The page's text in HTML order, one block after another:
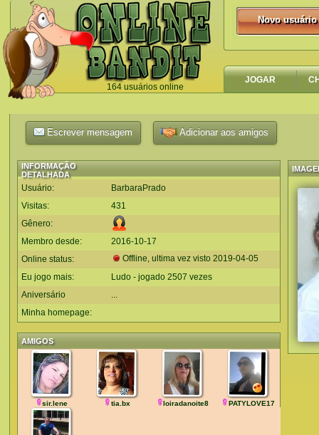
164 usuários online
`
Novo usuário
Novo usuário
JOGAR
Escrever mensagem Adicionar aos amigos
INFORMAÇÃO
DETALHADA
Usuário:
BarbaraPrado
Visitas:
431
Gênero:
Membro desde:
2016-10-17
Online status:
Offline, ultima vez visto 2019-04-05
Eu jogo mais:
Ludo - jogado 2507 vezes
Aniversário
...
Minha homepage:
AMIGOS
sir.lene tia.bx loiradanoite8 PATYLOVE17